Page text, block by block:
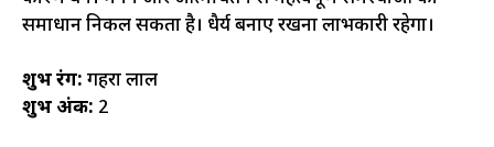
समाधान निकल सकता है। धैर्य बनाए रखना लाभकारी रहेगा।
शुभ रंग: गहरा लाल
शुभ अंक: 2